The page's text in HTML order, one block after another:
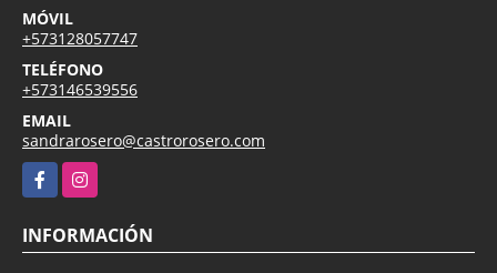
MÓVIL
+573128057747
TELÉFONO
+573146539556
EMAIL
sandrarosero@castrorosero.com
FacebookInstagram
INFORMACIÓN